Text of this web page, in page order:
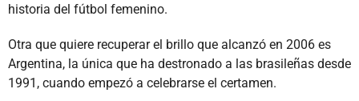
historia del fútbol femenino.
Otra que quiere recuperar el brillo que alcanzó en 2006 es
Argentina, la única que ha destronado a las brasileñas desde
1991, cuando empezó a celebrarse el certamen.